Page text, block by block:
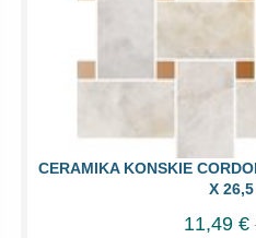
CERAMIKA KONSKIE
X
11,49 €